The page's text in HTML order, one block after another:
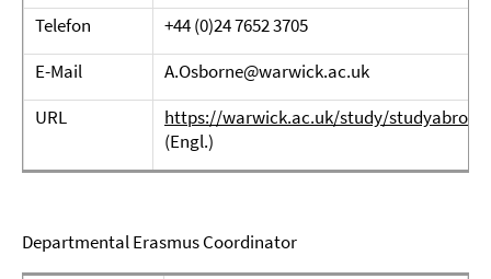
Telefon
+44 (0)24 7652 3705
E-Mail
A.Osborne@warwick.ac.uk
URL
https://warwick.ac.uk/study/
(Engl.)
Departmental Erasmus Coordinator